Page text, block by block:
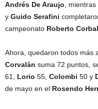
Andrés De Araujo, mientras
y Guido Serafini
campeonato Roberto
Ahora, quedaron todos más
Corvalán suma 72 puntos,
61, Lorio 55, Colombi 50 y
de mayo en el Rosendo